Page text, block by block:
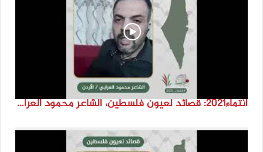
انتماء2021: قصائد لعيون فلسطين، الشاعر محمود العرابي، الاردن